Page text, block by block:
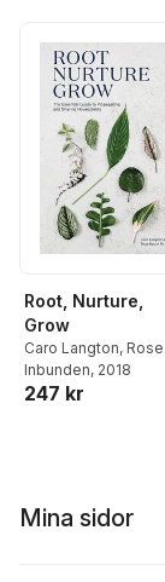
Root, Nurture,
Grow
Caro Langton, Rose
Ray,Ro Ro Co
Inbunden, 2018
247 kr
Mina sidor